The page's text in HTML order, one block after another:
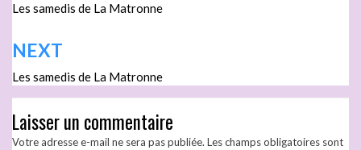
Les samedis de La Matronne
NEXT
Les samedis de La Matronne
Laisser un commentaire
Votre adresse e-mail ne sera pas publiée. Les champs obligatoires sont